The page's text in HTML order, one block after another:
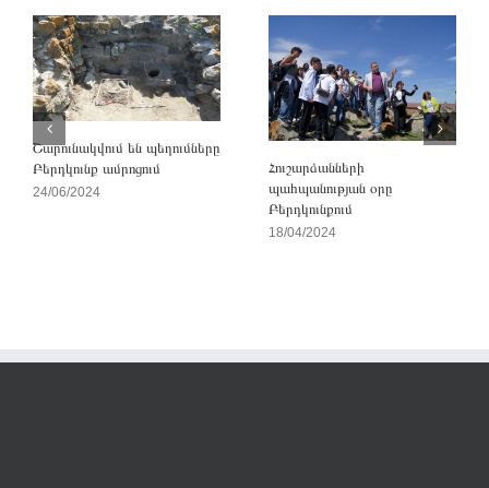
Շարունակվում են պեղումները
Բերդկունք ամրոցում
24/06/2024
Հուշարձանների
պահպանության օրը
Բերդկունքում
18/04/2024